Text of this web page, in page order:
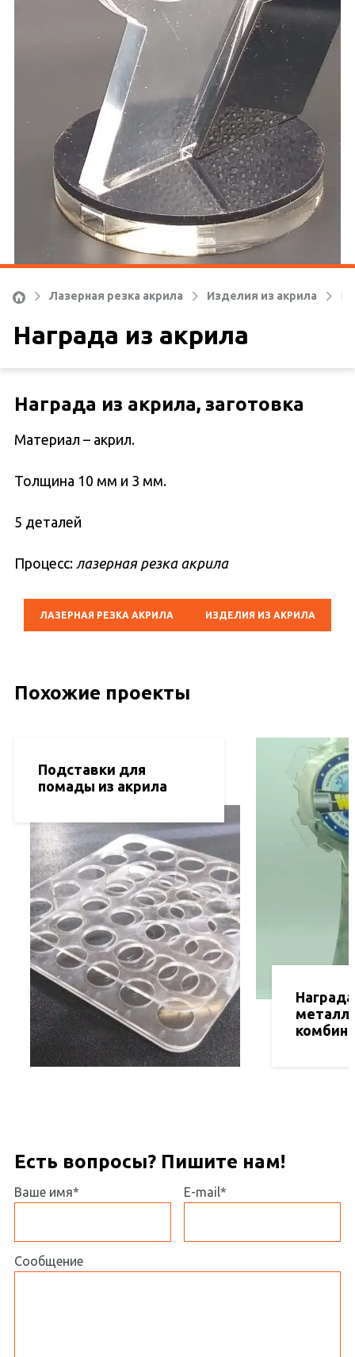
Лазерная резка акрила Изделия из акрила
Награда из акрила
Награда из акрила, заготовка
Материал – акрил.
Толщина 10 мм и 3 мм.
5 деталей
Процесс: лазерная резка акрила
ЛАЗЕРНАЯ РЕЗКА АКРИЛА ИЗДЕЛИЯ ИЗ АКРИЛА
Похожие проекты
Подставки для
помады из акрила
Награда
Есть вопросы? Пишите нам!
Ваше имя* E-mail*
Сообщение